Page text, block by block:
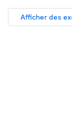
Afficher des